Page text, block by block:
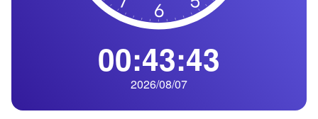
00:43:44
2026/08/07